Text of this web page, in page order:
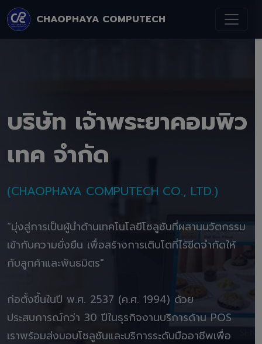
CHAOPHAYA COMPUTECH
บริษัท เจ้าพระยาคอมพิว
เทค จำกัด
(CHAOPHAYA COMPUTECH CO., LTD.)
"มุ่งสู่การเป็นผู้นำด้านเทคโนโลยีโซลูชันที่ผสานนวัตกรรม
เข้ากับความยั่งยืน เพื่อสร้างการเติบโตที่ไร้ขีดจำกัดให้
กับลูกค้าและพันธมิตร"
ก่อตั้งขึ้นในปี พ.ศ. 2537 (ค.ศ. 1994) ด้วย
ประสบการณ์กว่า 30 ปีในธุรกิจงานบริการด้าน POS
เราพร้อมส่งมอบโซลูชันและบริการระดับมืออาชีพเพื่อ